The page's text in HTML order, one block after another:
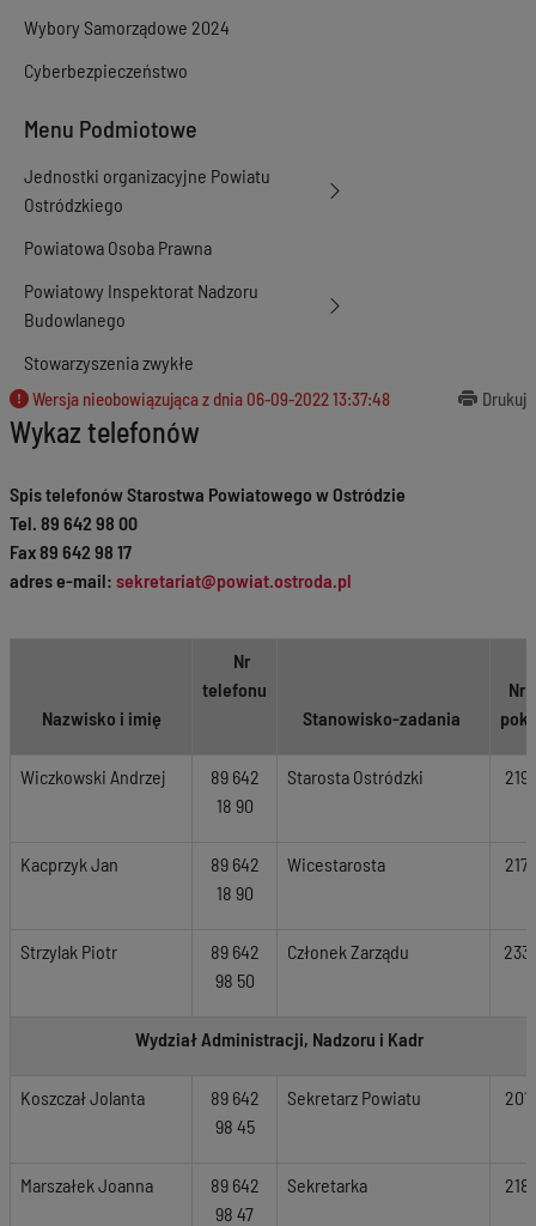
Wybory Samorządowe 2024
Cyberbezpieczeństwo
Menu Podmiotowe
Jednostki organizacyjne Powiatu
Ostródzkiego
Powiatowa Osoba Prawna
Powiatowy Inspektorat Nadzoru
Budowlanego
Stowarzyszenia zwykłe
Wersja nieobowiązująca z dnia 06-09-2022 13:37:48 Drukuj
Wykaz telefonów
Spis telefonów Starostwa Powiatowego w Ostródzie
Tel. 89 642 98 00
Fax 89 642 98 17
adres e-mail: sekretariat@powiat.ostroda.pl
Nazwisko i imię
Nr
telefonu
Stanowisko-zadania
Nr
pok.
Wiczkowski Andrzej
89 642
18 90
Starosta Ostródzki 219
Kacprzyk Jan
89 642
18 90
Wicestarosta 217
Strzylak Piotr
89 642
98 50
Członek Zarządu 233
Wydział Administracji, Nadzoru i Kadr
Koszczał Jolanta
89 642
98 45
Sekretarz Powiatu 201
Marszałek Joanna
89 642
98 47
Sekretarka 218